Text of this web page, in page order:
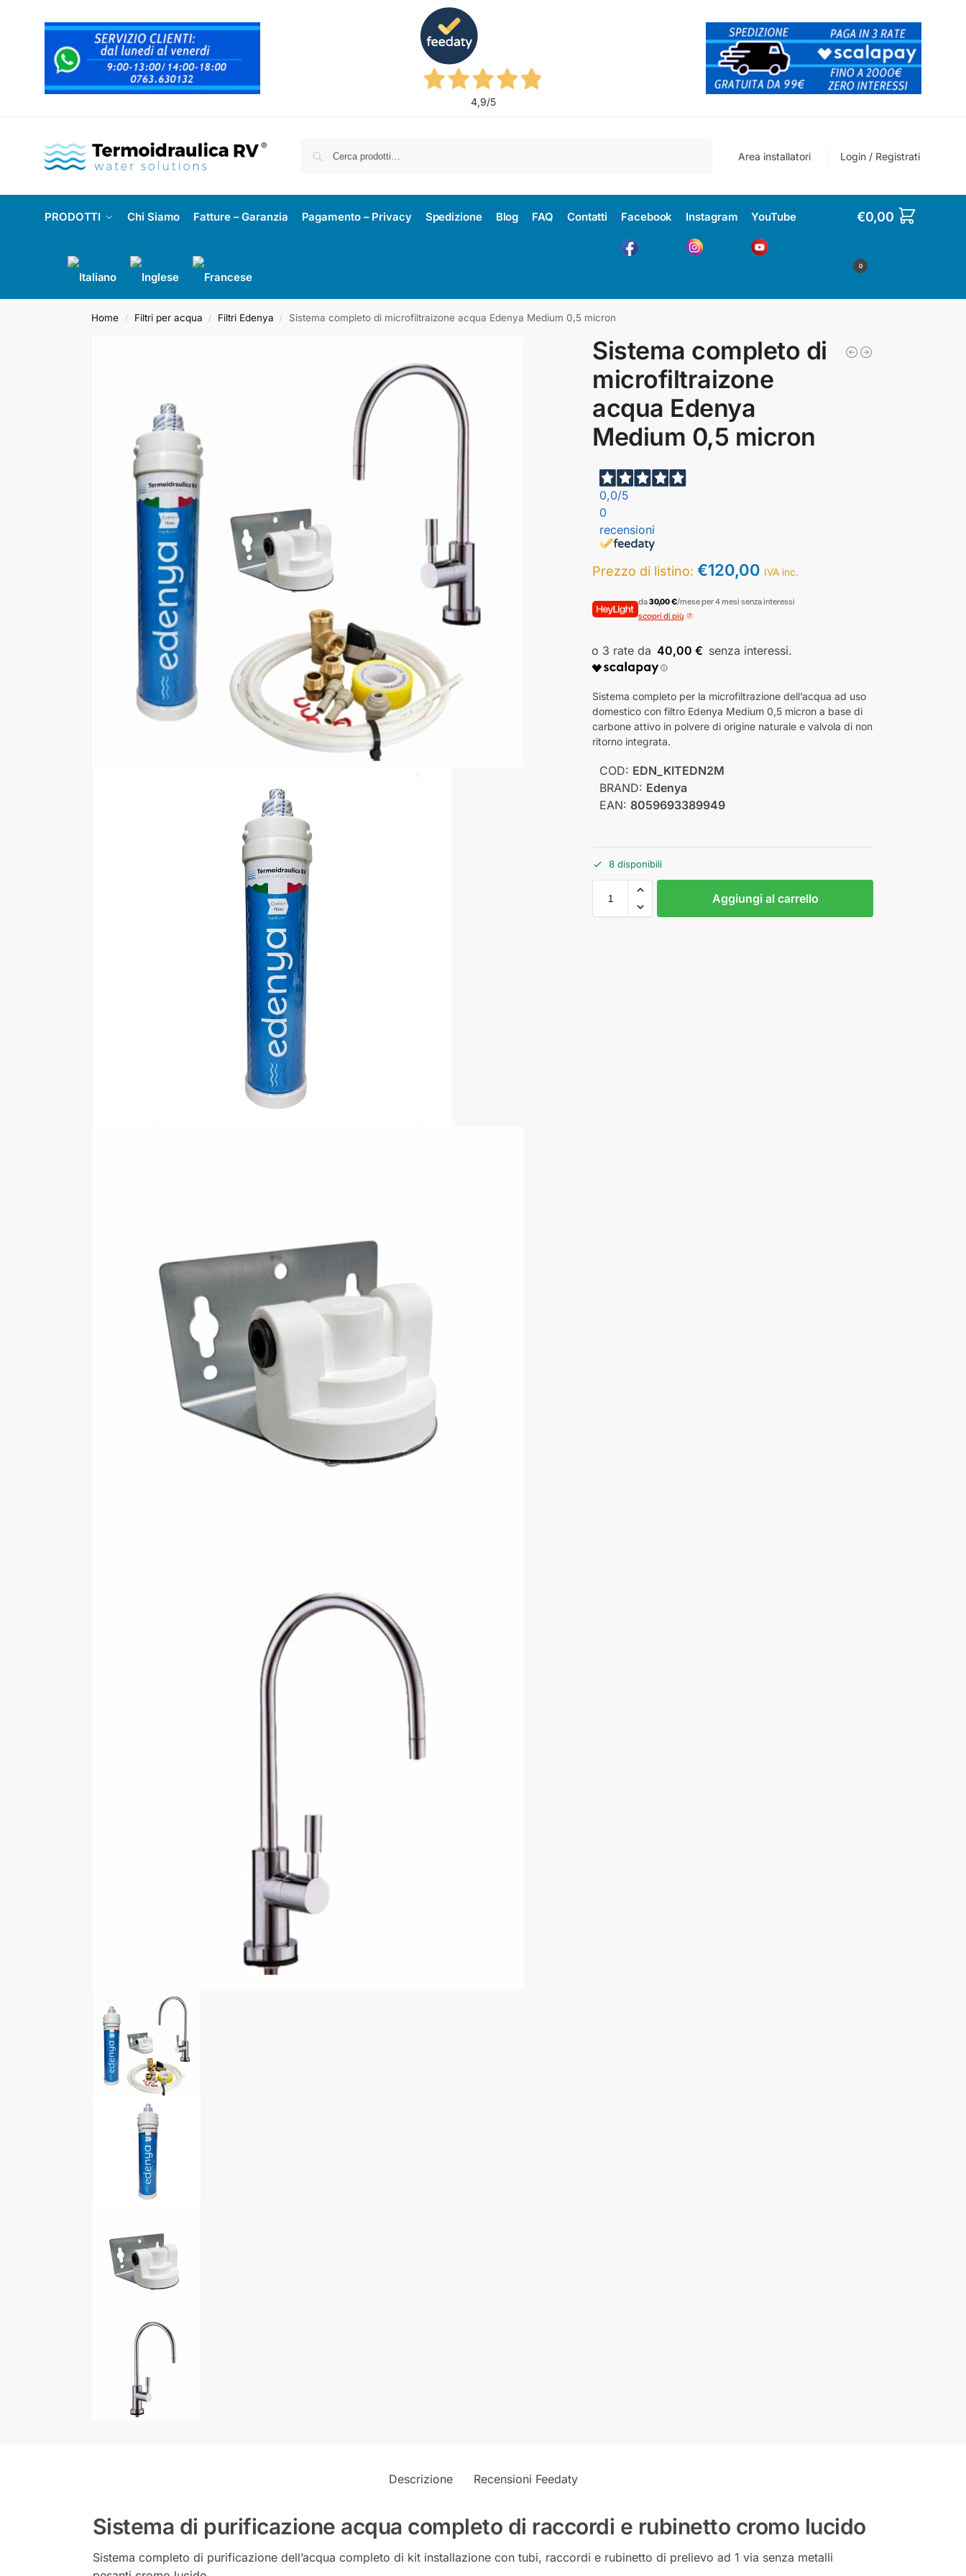
4,9/5
Area installatori Login / Registrati
PRODOTTI Chi Siamo Fatture – Garanzia Pagamento – Privacy Spedizione Blog FAQ Contatti Facebook Instagram YouTube €0,00
0
Home / Filtri per acqua / Filtri Edenya / Sistema completo di microfiltraizone acqua Edenya Medium 0,5 micron
Sistema completo di
microfiltraizone
acqua Edenya
Medium 0,5 micron
0,0/5
0
recensioni
Prezzo di listino:€120,00 IVA inc.
da30,00 €/mese per 4 mesi senza interessi
scopri di più
40,00 €
Sistema completo per la microfiltrazione dell’acqua ad uso
domestico con filtro Edenya Medium 0,5 micron a base di
carbone attivo in polvere di origine naturale e valvola di non
ritorno integrata.
COD: EDN_KITEDN2M
BRAND: Edenya
EAN:8059693389949
8 disponibili
Aggiungi al carrello
Descrizione Recensioni Feedaty
Sistema di purificazione acqua completo di raccordi e rubinetto cromo lucido
Sistema completo di purificazione dell’acqua completo di kit installazione con tubi, raccordi e rubinetto di prelievo ad 1 via senza metalli